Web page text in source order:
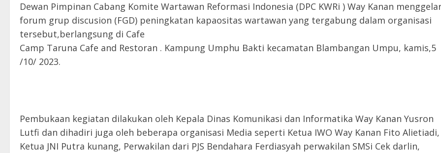
Dewan Pimpinan Cabang Komite Wartawan Reformasi Indonesia (DPC KWRi ) Way Kanan
forum grup discusion (FGD) peningkatan kapaositas wartawan yang tergabung dalam organisasi
tersebut,berlangsung di Cafe
Camp Taruna Cafe and Restoran . Kampung Umphu Bakti kecamatan Blambangan Umpu, kamis,5
/10/ 2023.
Pembukaan kegiatan dilakukan oleh Kepala Dinas Komunikasi dan Informatika Way Kanan Yusron
Lutfi dan dihadiri juga oleh beberapa organisasi Media seperti Ketua IWO Way Kanan Fito Alietiadi,
Ketua JNI Putra kunang, Perwakilan dari PJS Bendahara Ferdiasyah perwakilan SMSi Cek darlin,